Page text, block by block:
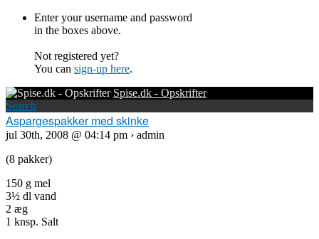
Enter your username and password
in the boxes above.
Not registered yet?
You can sign-up here.
Spise.dk - Opskrifter
Search
Aspargespakker med skinke
jul 30th, 2008 @ 04:14 pm › admin
(8 pakker)
150 g mel
3½ dl vand
2 æg
1 knsp. Salt